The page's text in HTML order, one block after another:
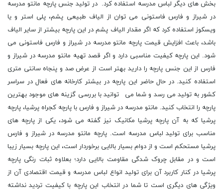
بخش های دیگر لباس مدرسه استفاده کرد. در تولید جنس پارچه مانتو مدرسه
در شیراز و فارس فاستونی می توان از الیاف طبیعی پشم، پلی استر و یا
ویسکوز استفاده کرد که اگر مقدار الیاف پشم در این پارچه بیشتر از سایر الیاف
باشد، باعث افزایش قیمت پارچه مانتو مدرسه در شیراز و فارس فاستونی می
شود. این پارچه کیفیت مناسبی دارد و اگر قصد تهیه مانتو مدرسه در شیراز و
فارس از این جنس پارچه را دارید بهتر است از عرض صد و پنجاه سانتی متری
استفاده کنید. در حال حاضر این پارچه در بیشتر کارخانه های فعال در سراسر
کشور به تولید می رسد و شما می توانید با بررسی گزینه های موجود بهترین
پارچه را انتخاب کنید. مانتو مدرسه در شیراز و فارس با پارچه کجراه پرشیا، پارچه
پرشیا که به آن پارچه پرشیا مکانیک نیز گفته می شود، یکی از پارچه های
مناسب برای تولید لباس مدرسه است. پارچه مانتو مدرسه در شیراز و فارس
پرشیا مستحکم است و از دوام بسیار بالایی برخوردار است، این پارچه بسیار زیبا
است و در مقابل چروک شدگی مقاومت بالایی دارد؛ بعلاوه ثبات رنگی پارچه
پرشیا در کنار کاربرد آن برای تولید انواع لباس مدرسه و قیمت اقتصادی آن از
ویژگی های دیگری است تا شما در انتخاب این پارچه با کیفیت تردید نداشته